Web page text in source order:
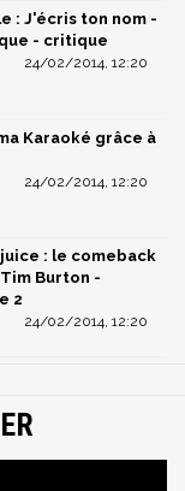
: J'écris ton nom -
- critique
24/02/2014, 12:20
Karaoké grâce à
24/02/2014, 12:20
: le comeback
Burton -
2
24/02/2014, 12:20